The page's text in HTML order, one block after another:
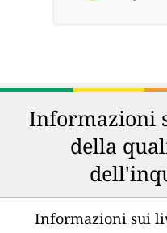
Informazioni
della
Informazioni sui